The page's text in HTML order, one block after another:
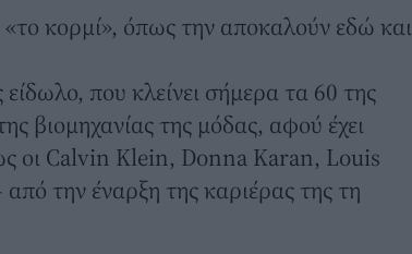
«το κορμί», όπως την αποκαλούν εδώ και
που κλείνει σήμερα τα 60 της
βιομηχανίας της μόδας, αφού έχει
οι Calvin Klein, Donna Karan, Louis
την έναρξη της καριέρας της τη